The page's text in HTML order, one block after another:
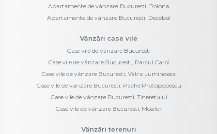
Apartamente de vânzare Bucuresti, Polona
Apartamente de vânzare Bucuresti, Decebal
Vânzări case vile
Case vile de vânzare Bucuresti
Case vile de vânzare Bucuresti, Parcul Carol
Case vile de vânzare Bucuresti, Vatra Luminoasa
Case vile de vânzare Bucuresti, Pache Protopopescu
Case vile de vânzare Bucuresti, Tineretului
Case vile de vânzare Bucuresti, Mosilor
Vânzări terenuri